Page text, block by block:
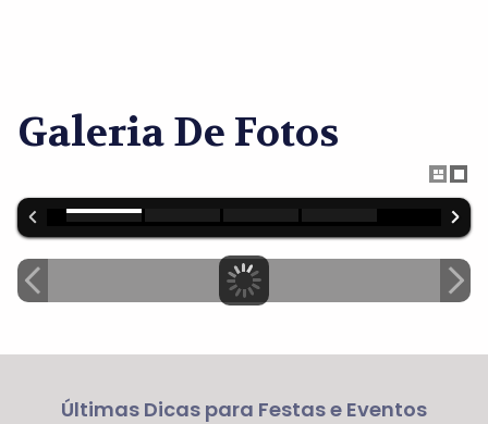
Galeria De Fotos
Últimas Dicas para Festas e Eventos